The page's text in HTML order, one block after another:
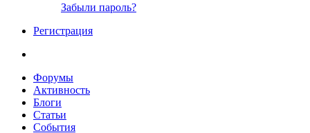
Забыли пароль?
Регистрация
Форумы
Активность
Блоги
Статьи
События